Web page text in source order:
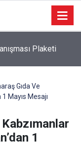
Teşekkür
Gıda Ve
Mayıs Mesajı
1